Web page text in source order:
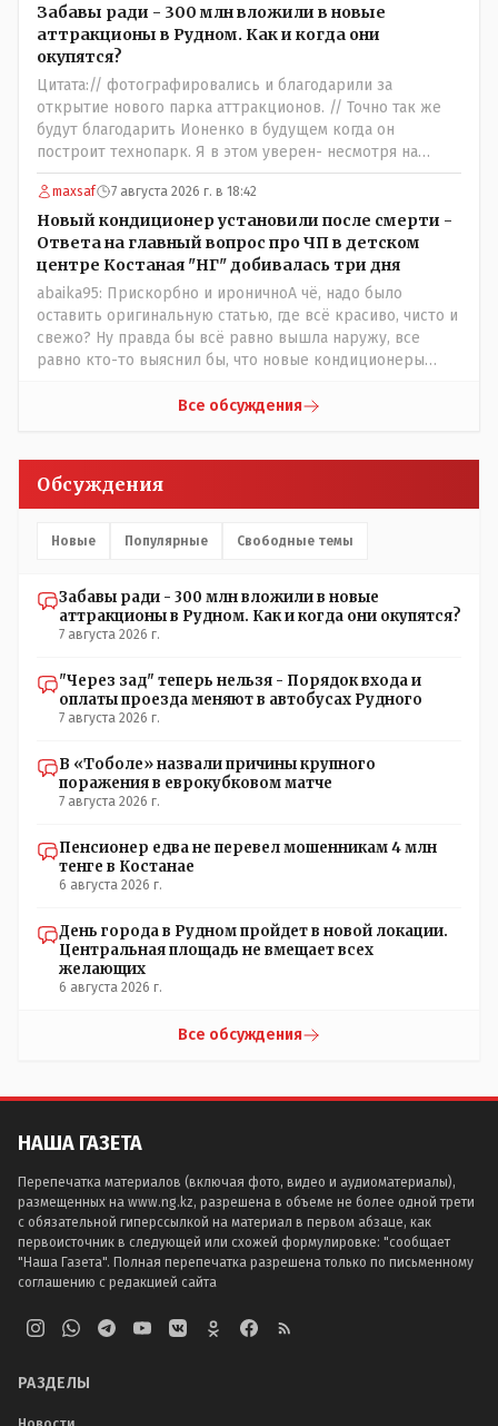
атракционов и только лишь для того что бы "отбить"
стоимость оборудования, прибавьте сюда ещё :-
зарплата персонала, налоги, амортизация оборудования,
его техобслуживание, покупка запчастей,
электроэнергия, накладные и другие непредвиденные
расходы. И это не отнимая морозные дни, непогоду и
прочие нерабочие дни.
Забавы ради - 300 млн вложили в новые
аттракционы в Рудном. Как и когда они
окупятся?
Цитата:// фотографировались и благодарили за
открытие нового парка аттракционов. // Точно так же
будут благодарить Ионенко в будущем когда он
построит технопарк. Я в этом уверен- несмотря на
усилия некоего блогера и 50 примкнувших к нему кучки
рудненских манкуртов. По традиции нашего пенсионера
завершу свой комент строками из советской песни:
"...это наша с тобою страна- это наша с тобой
биография...."
maxsaf 7 августа 2026 г. в 18:42
Новый кондиционер установили после смерти -
Ответа на главный вопрос про ЧП в детском
центре Костаная "НГ" добивалась три дня
abaika95: Прискорбно и ироничноА чё, надо было
оставить оригинальную статью, где всё красиво, чисто и
свежо? Ну правда бы всё равно вышла наружу, все
равно кто-то выяснил бы, что новые кондиционеры
вариант не нравится? Ты вообще на чьей стороне в этой
пустили журналистов посмотреть, типа у нас всё
хорошо, смотрите, мальчик просто больной был.
Все обсуждения
Обсуждения
Новые Популярные Свободные темы
Забавы ради - 300 млн вложили в новые
аттракционы в Рудном. Как и когда они окупятся?
7 августа 2026 г.
"Через зад" теперь нельзя - Порядок входа и
оплаты проезда меняют в автобусах Рудного
7 августа 2026 г.
В «Тоболе» назвали причины крупного
поражения в еврокубковом матче
7 августа 2026 г.
Пенсионер едва не перевел мошенникам 4 млн
тенге в Костанае
6 августа 2026 г.
День города в Рудном пройдет в новой локации.
Центральная площадь не вмещает всех
желающих
6 августа 2026 г.
Все обсуждения
НАША ГАЗЕТА
Перепечатка материалов (включая фото, видео и аудиоматериалы),
размещенных на www.ng.kz, разрешена в объеме не более одной трети
с обязательной гиперссылкой на материал в первом абзаце, как
первоисточник в следующей или схожей формулировке: "сообщает
"Наша Газета". Полная перепечатка разрешена только по письменному
соглашению с редакцией сайта
РАЗДЕЛЫ